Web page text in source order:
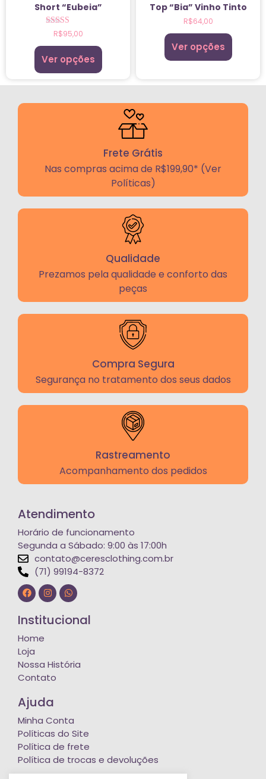
Short “Eubeia”
Avaliação
5.00
de 5
R$95,00
Ver opções
Top “Bia” Vinho Tinto
R$64,00
Ver opções
Frete Grátis
Nas compras acima de R$199,90* (Ver
Políticas)
Qualidade
Prezamos pela qualidade e conforto das
peças
Compra Segura
Segurança no tratamento dos seus dados
Rastreamento
Acompanhamento dos pedidos
Atendimento
Horário de funcionamento
Segunda a Sábado: 9:00 às 17:00h
contato@ceresclothing.com.br
(71) 99194-8372
Institucional
Home
Loja
Nossa História
Contato
Ajuda
Minha Conta
Políticas do Site
Política de frete
Política de trocas e devoluções